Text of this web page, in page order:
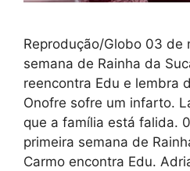
Reprodução/Globo 03 de
semana de Rainha da
reencontra Edu e lembra
Onofre sofre um infarto.
que a família está falida.
primeira semana de
Carmo encontra Edu.